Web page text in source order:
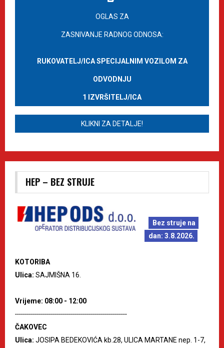
OGLAS ZA
ZASNIVANJE RADNOG ODNOSA:
RUKOVATELJ/ICA SPECIJALNIM VOZILOM ZA
ODVODNJU
1 IZVRŠITELJ/ICA
KLIKNI ZA DETALJE!
HEP – BEZ STRUJE
Bez struje na
dan: 3.8.2026.
KOTORIBA
Ulica: SAJMIŠNA 16.
Vrijeme: 08:00 - 12:00
--------------------------------------------------------
ČAKOVEC
Ulica: JOSIPA BEDEKOVIĆA kb.28, ULICA MARTANE nep. 1-7,